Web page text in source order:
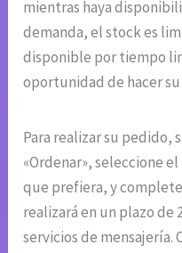
mientras haya
demanda, el stock es
disponible por tiempo
oportunidad de hacer
Para realizar su pedido,
«Ordenar», seleccione
que prefiera, y
realizará en un plazo de
servicios de mensajería.